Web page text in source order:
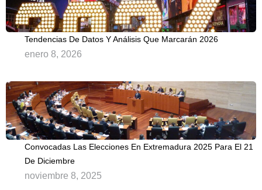
Tendencias De Datos Y Análisis Que Marcarán 2026
enero 8, 2026
Convocadas Las Elecciones En Extremadura 2025 Para El 21
De Diciembre
noviembre 8, 2025